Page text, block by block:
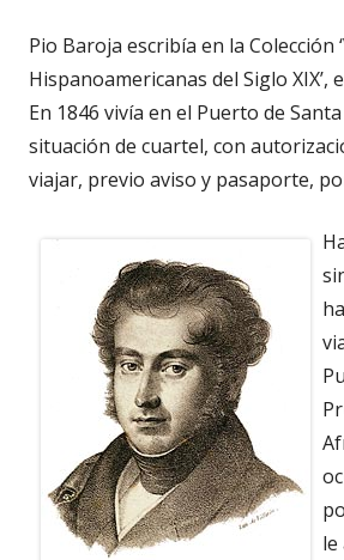
Pio Baroja escribía en la Colección
Hispanoamericanas del Siglo XIX’,
En 1846 vivía en el Puerto de
situación de cuartel, con
viajar, previo aviso y pasaporte,